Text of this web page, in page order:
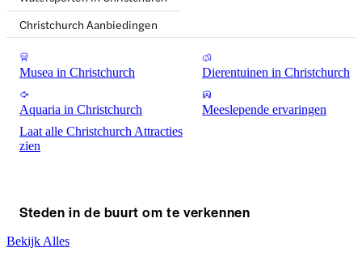
Christchurch Aanbiedingen
Musea in Christchurch Dierentuinen in Christchurch
Aquaria in Christchurch
Meeslepende ervaringen
Laat alle Christchurch Attracties
zien
Steden in de buurt om te verkennen
Bekijk Alles